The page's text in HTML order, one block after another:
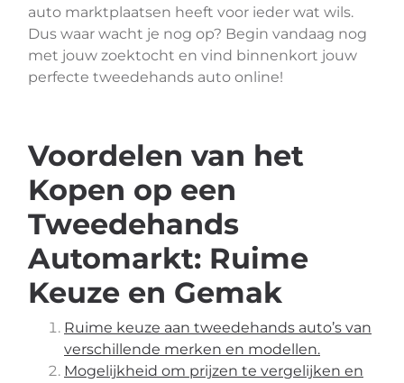
auto marktplaatsen heeft voor ieder wat wils.
Dus waar wacht je nog op? Begin vandaag nog
met jouw zoektocht en vind binnenkort jouw
perfecte tweedehands auto online!
Voordelen van het
Kopen op een
Tweedehands
Automarkt: Ruime
Keuze en Gemak
Ruime keuze aan tweedehands auto’s van
verschillende merken en modellen.
Mogelijkheid om prijzen te vergelijken en